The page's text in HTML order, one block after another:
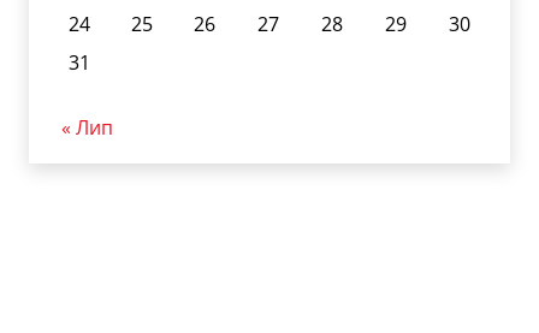
24
25 26 27 28 29
30
31
« Лип